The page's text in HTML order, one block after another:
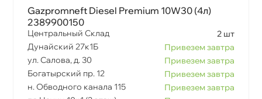
Gazpromneft Diesel Premium 10W30 (4л)
2389900150
Центральный Склад
2 шт
Дунайский 27к1Б
Привезем завтра
ул. Салова, д. 30
Привезем завтра
Богатырский пр. 12
Привезем завтра
н. Обводного канала 115
Привезем завтра